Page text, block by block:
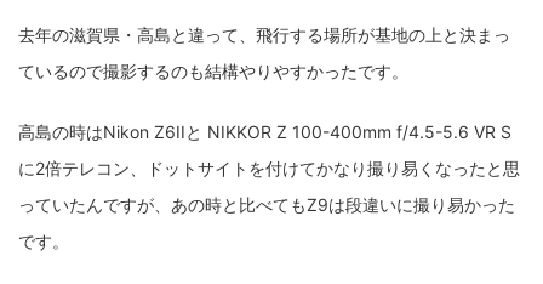
去年の滋賀県・高島と違って、飛行する場所が基地の上と決まっ
ているので撮影するのも結構やりやすかったです。
高島の時はNikon Z6IIと NIKKOR Z 100-400mm f/4.5-5.6 VR S
に2倍テレコン、ドットサイトを付けてかなり撮り易くなったと思
っていたんですが、あの時と比べてもZ9は段違いに撮り易かった
です。